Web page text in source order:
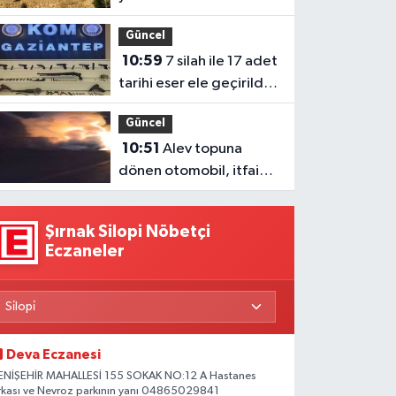
inceledi
Güncel
10:59
tarihi eser ele geçirildi 1
gözaltı
Güncel
10:51
dönen otomobil, itfaiye
tarafından söndürüldü
Şırnak Silopi Nöbetçi
Eczaneler
Deva Eczanesi
MAHALLESİ 155 SOKAK NO:12 A Hastanes
ve Nevroz parkının yanı 04865029841